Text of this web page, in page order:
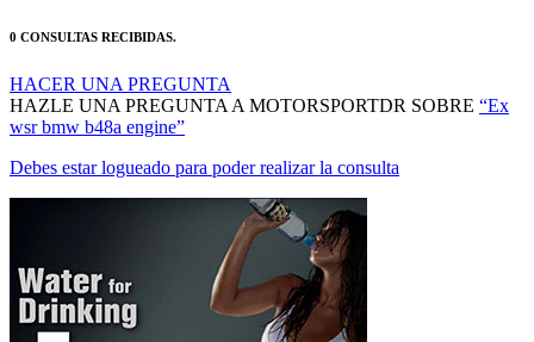
0 CONSULTAS RECIBIDAS.
HACER UNA PREGUNTA
HAZLE UNA PREGUNTA A MOTORSPORTDR SOBRE “Ex
wsr bmw b48a engine”
Debes estar logueado para poder realizar la consulta